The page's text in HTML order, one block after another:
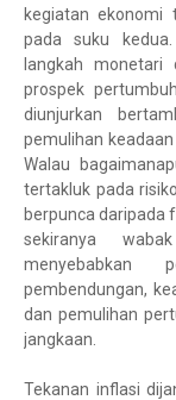
kegiatan ekonomi
pada suku
langkah monetari
prospek
diunjurkan
pemulihan
Walau
tertakluk pada
berpunca daripada
sekiranya
menyebabkan
pembendungan,
dan pemulihan
jangkaan.
Tekanan inflasi